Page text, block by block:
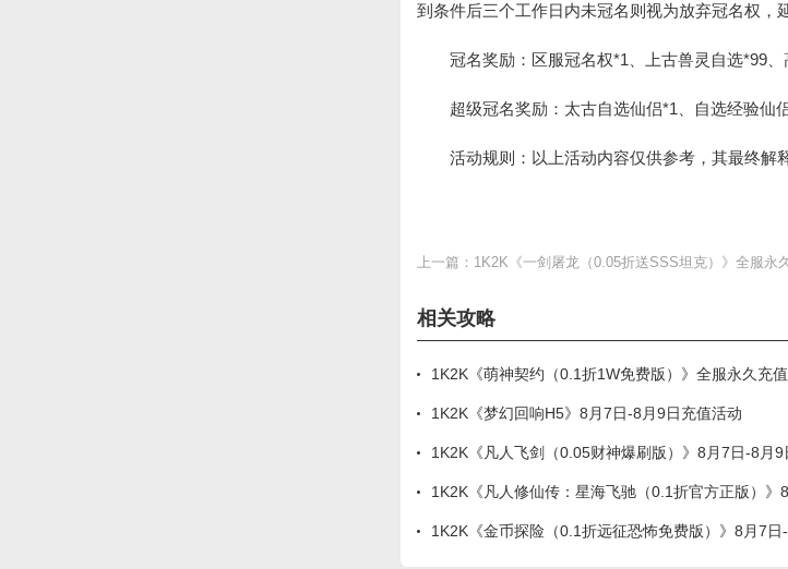
到条件后三个工作日内未冠名则视为放弃冠名权，
冠名奖励：区服冠名权*1、上古兽灵自选*99
超级冠名奖励：太古自选仙侣*1、自选经验仙
活动规则：以上活动内容仅供参考，其最终解
上一篇： 1K2K《一剑屠龙（0.05折送SSS坦克）》全服永
相关攻略
1K2K《萌神契约（0.1折1W免费版）》全服永久充
1K2K《梦幻回响H5》8月7日-8月9日充值活动